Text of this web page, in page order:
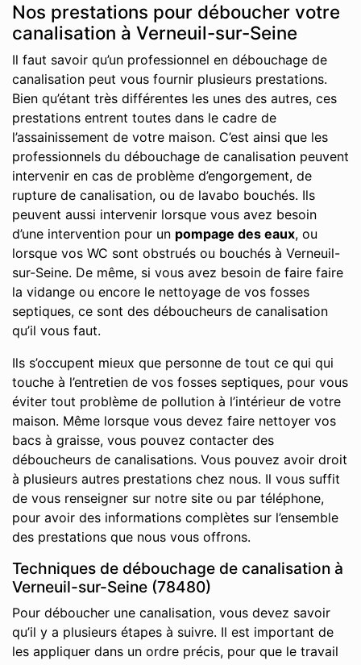
Nos prestations pour déboucher votre
canalisation à Verneuil-sur-Seine
Il faut savoir qu’un professionnel en débouchage de
canalisation peut vous fournir plusieurs prestations.
Bien qu’étant très différentes les unes des autres, ces
prestations entrent toutes dans le cadre de
l’assainissement de votre maison. C’est ainsi que les
professionnels du débouchage de canalisation peuvent
intervenir en cas de problème d’engorgement, de
rupture de canalisation, ou de lavabo bouchés. Ils
peuvent aussi intervenir lorsque vous avez besoin
d’une intervention pour un pompage des eaux, ou
lorsque vos WC sont obstrués ou bouchés à Verneuil-
sur-Seine. De même, si vous avez besoin de faire faire
la vidange ou encore le nettoyage de vos fosses
septiques, ce sont des déboucheurs de canalisation
qu’il vous faut.
Ils s’occupent mieux que personne de tout ce qui qui
touche à l’entretien de vos fosses septiques, pour vous
éviter tout problème de pollution à l’intérieur de votre
maison. Même lorsque vous devez faire nettoyer vos
bacs à graisse, vous pouvez contacter des
déboucheurs de canalisations. Vous pouvez avoir droit
à plusieurs autres prestations chez nous. Il vous suffit
de vous renseigner sur notre site ou par téléphone,
pour avoir des informations complètes sur l’ensemble
des prestations que nous vous offrons.
Techniques de débouchage de canalisation à
Verneuil-sur-Seine (78480)
Pour déboucher une canalisation, vous devez savoir
qu’il y a plusieurs étapes à suivre. Il est important de
les appliquer dans un ordre précis, pour que le travail